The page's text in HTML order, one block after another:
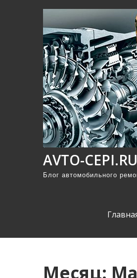
AVTO-CEPI.RU
Блог автомобильного
Месяц: